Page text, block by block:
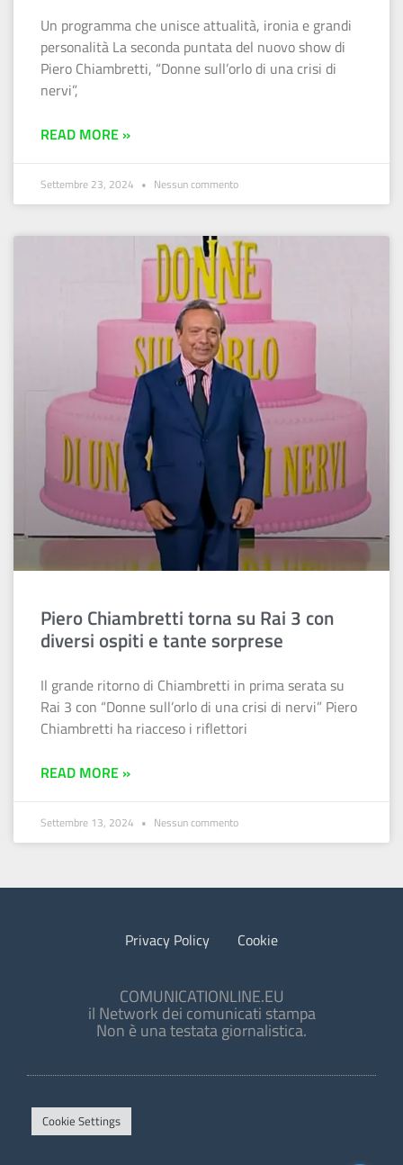
Un programma che unisce attualità, ironia e grandi
personalità La seconda puntata del nuovo show di
Piero Chiambretti, “Donne sull’orlo di una crisi di
nervi”,
READ MORE »
Settembre 23, 2024 Nessun commento
Piero Chiambretti torna su Rai 3 con
diversi ospiti e tante sorprese
Il grande ritorno di Chiambretti in prima serata su
Rai 3 con “Donne sull’orlo di una crisi di nervi” Piero
Chiambretti ha riacceso i riflettori
READ MORE »
Settembre 13, 2024 Nessun commento
Privacy Policy Cookie
COMUNICATIONLINE.EU
il Network dei comunicati stampa
Non è una testata giornalistica.
Cookie Settings